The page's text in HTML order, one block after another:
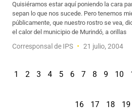
Quisiéramos estar aquí poniendo la cara
sepan lo que nos sucede. Pero tenemos
públicamente, que nuestro rostro se vea,
el calor del municipio de Murindó, a orillas
Corresponsal de IPS 21 julio, 2004
1 2 3 4 5 6 7 8 9 10
16 17 18 19